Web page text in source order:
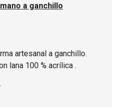
a ganchillo
artesanal a ganchillo.
lana 100 % acrílica .